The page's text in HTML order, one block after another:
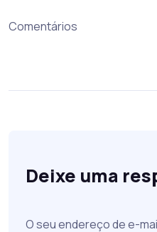
Comentários
Deixe uma
O seu endereço de e-